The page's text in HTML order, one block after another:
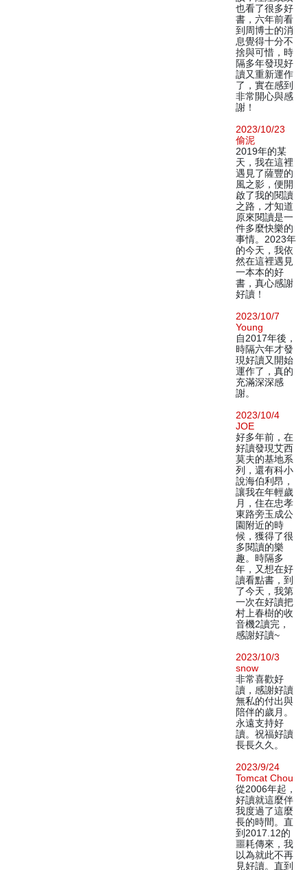
也看了很多好
書，六年前看
到周博士的消
息覺得十分不
捨與可惜，時
隔多年發現好
讀又重新運作
了，實在感到
非常開心與感
謝！
2023/10/23
偷泥
2019年的某
天，我在這裡
遇見了薩豐的
風之影，便開
啟了我的閱讀
之路，才知道
原來閱讀是一
件多麼快樂的
事情。2023年
的今天，我依
然在這裡遇見
一本本的好
書，真心感謝
好讀！
2023/10/7
Young
自2017年後，
時隔六年才發
現好讀又開始
運作了，真的
充滿深深感
謝。
2023/10/4
JOE
好多年前，在
好讀發現艾西
莫夫的基地系
列，還有科小
說海伯利昂，
讓我在年輕歲
月，住在忠孝
東路旁玉成公
園附近的時
候，獲得了很
多閱讀的樂
趣。時隔多
年，又想在好
讀看點書，到
了今天，我第
一次在好讀把
村上春樹的收
音機2讀完，
感謝好讀~
2023/10/3
snow
非常喜歡好
讀，感謝好讀
無私的付出與
陪伴的歲月。
永遠支持好
讀。祝福好讀
長長久久。
2023/9/24
Tomcat Chou
從2006年起，
好讀就這麼伴
我度過了這麼
長的時間。直
到2017.12的
噩耗傳來，我
以為就此不再
見好讀。直到